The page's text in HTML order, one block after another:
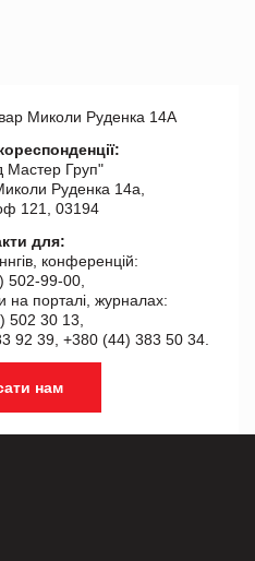
Миколи Руденка 14А
Мастер Груп"
Руденка 14а,
121, 03194
для:
конференцій:
502-99-00,
на порталі, журналах:
502 30 13,
92 39, +380 (44) 383 50 34.
нам